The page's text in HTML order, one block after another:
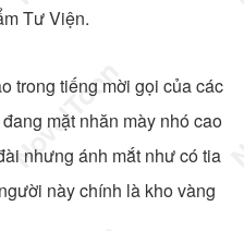
Tư Viện.
trong tiếng mời gọi của các
mặt nhăn mày nhó cao
nhưng ánh mắt như có tia
này chính là kho vàng